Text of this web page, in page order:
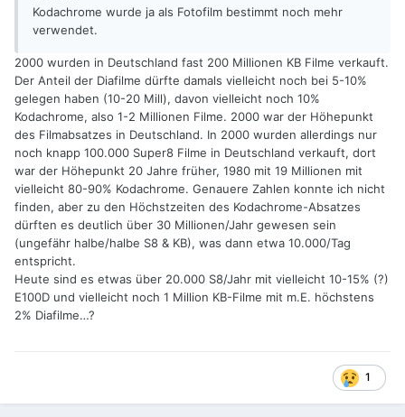
Kodachrome wurde ja als Fotofilm bestimmt noch mehr
verwendet.
2000 wurden in Deutschland fast 200 Millionen KB Filme verkauft.
Der Anteil der Diafilme dürfte damals vielleicht noch bei 5-10%
gelegen haben (10-20 Mill), davon vielleicht noch 10%
Kodachrome, also 1-2 Millionen Filme. 2000 war der Höhepunkt
des Filmabsatzes in Deutschland. In 2000 wurden allerdings nur
noch knapp 100.000 Super8 Filme in Deutschland verkauft, dort
war der Höhepunkt 20 Jahre früher, 1980 mit 19 Millionen mit
vielleicht 80-90% Kodachrome. Genauere Zahlen konnte ich nicht
finden, aber zu den Höchstzeiten des Kodachrome-Absatzes
dürften es deutlich über 30 Millionen/Jahr gewesen sein
(ungefähr halbe/halbe S8 & KB), was dann etwa 10.000/Tag
entspricht.
Heute sind es etwas über 20.000 S8/Jahr mit vielleicht 10-15% (?)
E100D und vielleicht noch 1 Million KB-Filme mit m.E. höchstens
2% Diafilme…?
1